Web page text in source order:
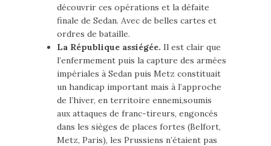
découvrir ces opérations et la défaite
finale de Sedan. Avec de belles cartes et
ordres de bataille.
La République assiégée. Il est clair que
l’enfermement puis la capture des armées
impériales à Sedan puis Metz constituait
un handicap important mais à l’approche
de l’hiver, en territoire ennemi,soumis
aux attaques de franc-tireurs, engoncés
dans les sièges de places fortes (Belfort,
Metz, Paris), les Prussiens n’étaient pas